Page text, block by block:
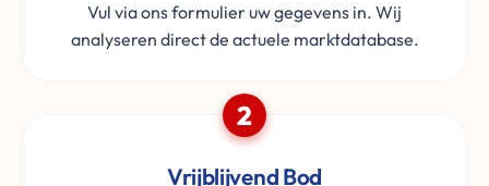
Vul via ons formulier uw gegevens in. Wij
analyseren direct de actuele marktdatabase.
2
Vrijblijvend Bod